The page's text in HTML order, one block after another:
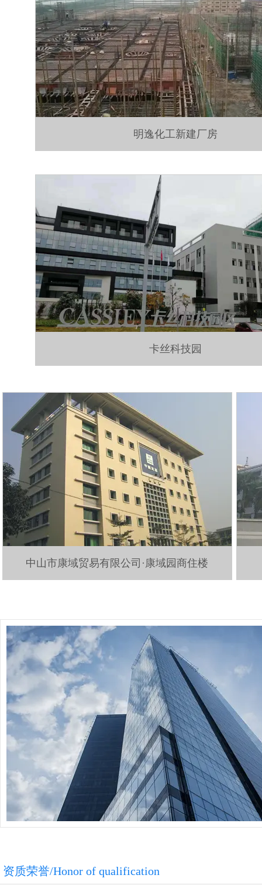
明逸化工新建厂房
卡丝科技园
中山市康域贸易有限公司·康域园商住楼
资质荣誉/Honor of qualification